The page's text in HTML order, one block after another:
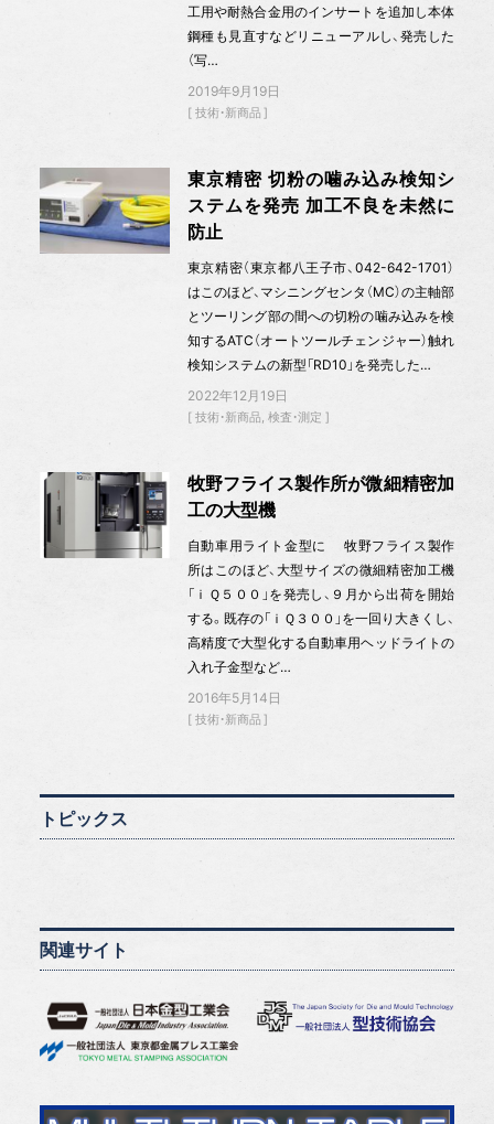
工用や耐熱合金用のインサートを追加し本体
鋼種も見直すなどリニューアルし、発売した
（写…
2019年9月19日
技術・新商品
東京精密 切粉の噛み込み検知シ
ステムを発売 加工不良を未然に
防止
東京精密（東京都八王子市、042-642-1701）
はこのほど、マシニングセンタ（MC）の主軸部
とツーリング部の間への切粉の噛み込みを検
知するATC（オートツールチェンジャー）触れ
検知システムの新型「RD10」を発売した…
2022年12月19日
技術・新商品 検査・測定
牧野フライス製作所が微細精密加
工の大型機
自動車用ライト金型に 牧野フライス製作
所はこのほど、大型サイズの微細精密加工機
「ｉＱ５００」を発売し、９月から出荷を開始
する。既存の「ｉＱ３００」を一回り大きくし、
高精度で大型化する自動車用ヘッドライトの
入れ子金型など…
2016年5月14日
技術・新商品
トピックス
関連サイト